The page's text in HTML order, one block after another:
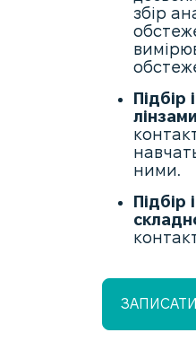
збір
Підбір
ними.
Підбір